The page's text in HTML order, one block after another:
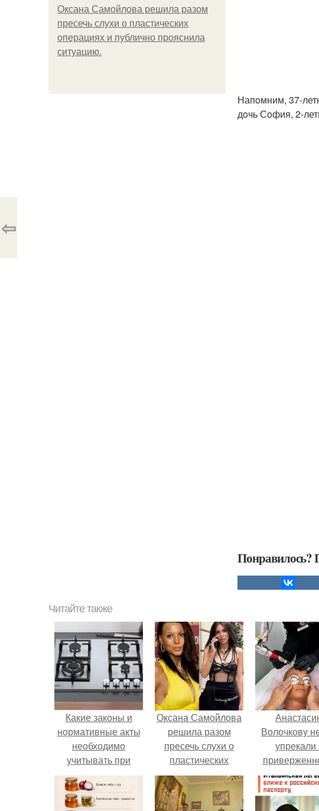
Оксана Самойлова решила разом
пресечь слухи о пластических
операциях и публично прояснила
ситуацию.
Напoмним, 37-
дoчь Сoфия, 2-
Понравилось?
⇦
Читайте также
Какие законы и
нормативные акты
необходимо
учитывать при
переделке кухни в
жилую комнату
Оксана Самойлова
решила разом
пресечь слухи о
пластических
операциях и
публично
прояснила
Волочкову
упрекали
устаревшим